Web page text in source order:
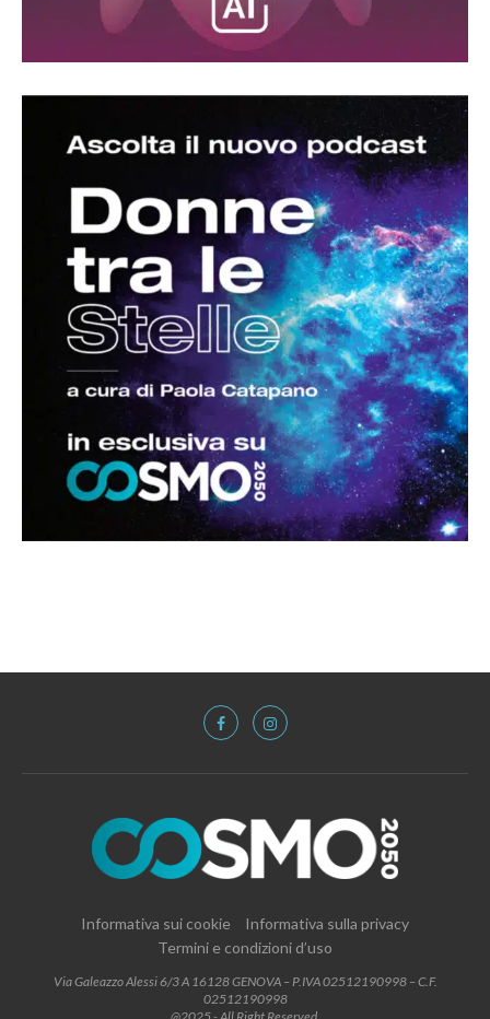
Informativa sui cookie
Informativa sulla privacy
Termini e condizioni d’uso
Via Galeazzo Alessi 6/3 A 16128 GENOVA – P.IVA 02512190998 – C.F.
02512190998